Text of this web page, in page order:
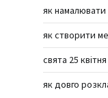
як намалювати
як створити
свята 25 квітня
як довго